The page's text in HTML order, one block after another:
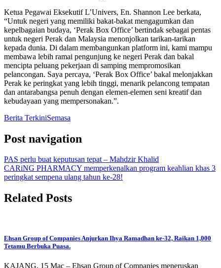
Ketua Pegawai Eksekutif L’Univers, En. Shannon Lee berkata,
“Untuk negeri yang memiliki bakat-bakat mengagumkan dan
kepelbagaian budaya, ‘Perak Box Office’ bertindak sebagai pentas
untuk negeri Perak dan Malaysia menonjolkan tarikan-tarikan
kepada dunia. Di dalam membangunkan platform ini, kami mampu
membawa lebih ramai pengunjung ke negeri Perak dan bakal
mencipta peluang pekerjaan di samping mempromosikan
pelancongan. Saya percaya, ‘Perak Box Office’ bakal melonjakkan
Perak ke peringkat yang lebih tinggi, menarik pelancong tempatan
dan antarabangsa penuh dengan elemen-elemen seni kreatif dan
kebudayaan yang mempersonakan.”.
Berita TerkiniSemasa
Post navigation
PAS perlu buat keputusan tepat – Mahdzir Khalid
CARiNG PHARMACY memperkenalkan program keahlian khas 3
peringkat sempena ulang tahun ke-28!
Related Posts
Ehsan Group of Companies Anjurkan Ihya Ramadhan ke-32, Raikan 1,000
Tetamu Berbuka Puasa.
KAJANG, 15 Mac – Ehsan Group of Companies meneruskan